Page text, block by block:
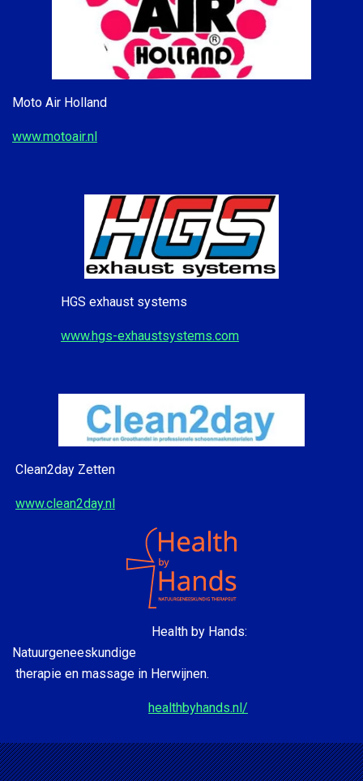
Moto Air Holland
www.motoair.nl
HGS exhaust systems
www.hgs-exhaustsystems.com
Clean2day Zetten
www.clean2day.nl
Health by Hands:
Natuurgeneeskundige
therapie en massage in Herwijnen.
healthbyhands.nl/